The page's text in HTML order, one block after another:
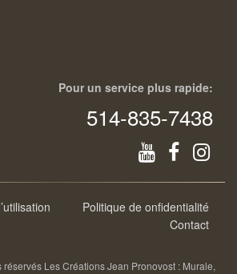
Pour un service plus rapide:
514-835-7438
Politique de onfidentialité
Contact
Les Créations Jean Pronovost : Murale,